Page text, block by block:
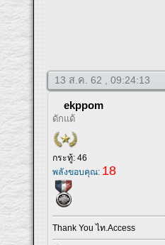
13 ส.ค. 62 , 09:24:13
ekppom
ดักแด้
กระทู้: 46
พลังขอบคุณ: 18
Thank You ไท.Access